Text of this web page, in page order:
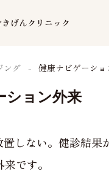
げんクリニック
ング 健康ナビゲーショ
ション外来
置しない。健診結果
です。